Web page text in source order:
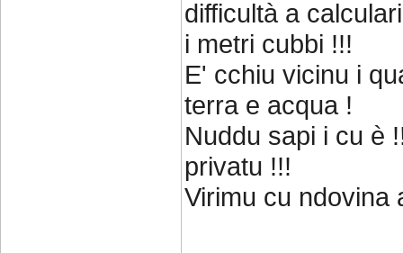
difficultà a calculari
i metri cubbi !!!
E' cchiu vicinu i
terra e acqua !
Nuddu sapi i cu è
privatu !!!
Virimu cu ndovina